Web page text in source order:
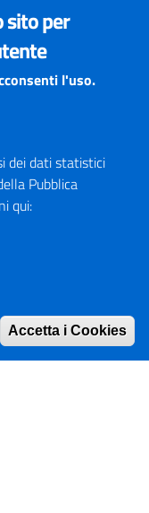
ottimizzato per
L'uso di
di visualizzazione
sito per
l'uso.
dei dati statistici
Pubblica
qui:
Accetta i Cookies